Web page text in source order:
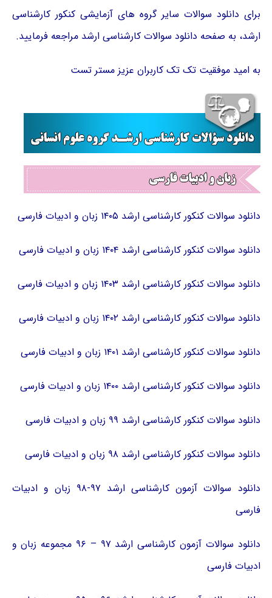
برای دانلود سوالات سایر گروه های آزمایشی کنکورکارشناسی
ارشد، به صفحه دانلود سوالات کارشناسی ارشد مراجعه فرمایید.
به امید موفقیت تک تک کاربران عزیز مستر تست
دانلود سوالات کنکور کارشناسی ارشد ۱۴۰۵ زبان و ادبیات فارسی
دانلود سوالات کنکور کارشناسی ارشد ۱۴۰۴ زبان و ادبیات فارسی
دانلود سوالات کنکور کارشناسی ارشد ۱۴۰۳ زبان و ادبیات فارسی
دانلود سوالات کنکور کارشناسی ارشد ۱۴۰۲ زبان و ادبیات فارسی
دانلود سوالات کنکور کارشناسی ارشد ۱۴۰۱ زبان و ادبیات فارسی
دانلود سوالات کنکور کارشناسی ارشد ۱۴۰۰ زبان و ادبیات فارسی
دانلود سوالات کنکور کارشناسی ارشد ۹۹ زبان و ادبیات فارسی
دانلود سوالات کنکور کارشناسی ارشد ۹۸ زبان و ادبیات فارسی
دانلود سوالات آزمون کارشناسی ارشد ۹۷-۹۸ زبان و ادبیات
فارسی
دانلود سوالات آزمون کارشناسی ارشد ۹۷ – ۹۶ مجموعه زبان و
ادبیات فارسی